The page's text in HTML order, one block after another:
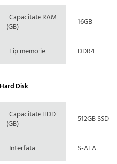
Capacitate RAM
(GB)
16GB
Tip memorie DDR4
Hard Disk
Capacitate HDD
(GB)
512GB SSD
Interfata S-ATA